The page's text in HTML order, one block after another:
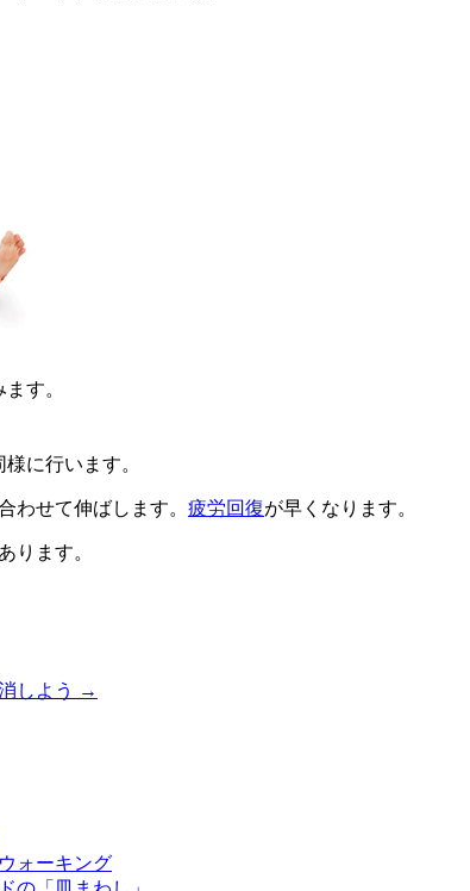
す。
に行います。
わせて伸ばします。 疲労回復が早くなります。
ります。
しよう
→
ォーキング